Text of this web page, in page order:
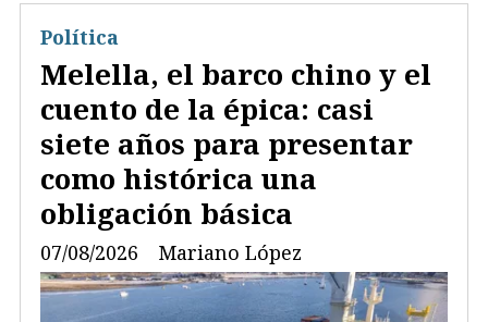
Melella, el barco chino y el
cuento de la épica: casi
siete años para presentar
como histórica una
obligación básica
Mariano López
Política
07/08/2026